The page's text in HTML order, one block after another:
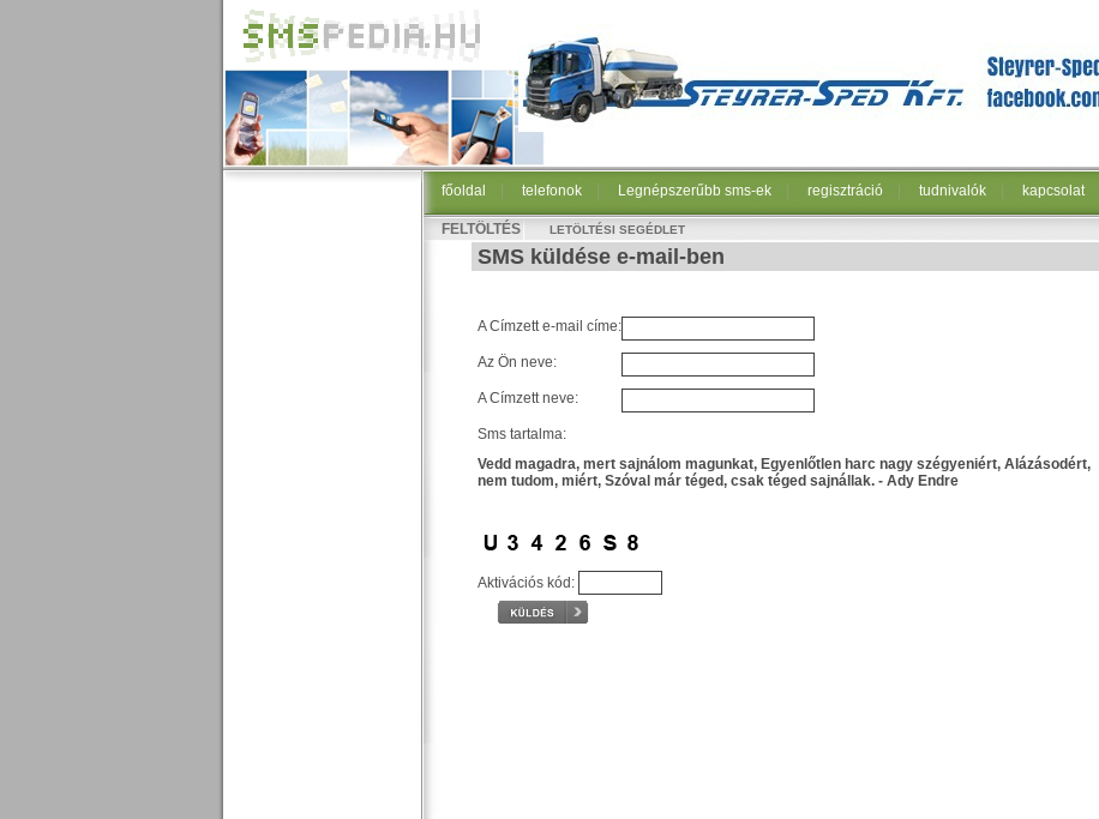
főoldal telefonok Legnépszerűbb sms-ek regisztráció tudnivalók kapcsolat
FELTÖLTÉS LETÖLTÉSI SEGÉDLET
SMS küldése e-mail-ben
A Címzett e-mail címe:
Az Ön neve:
A Címzett neve:
Sms tartalma:
Vedd magadra, mert sajnálom magunkat, Egyenlőtlen harc nagy szégyeniért, Alázásodért,
nem tudom, miért, Szóval már téged, csak téged sajnállak. - Ady Endre
Aktivációs kód: